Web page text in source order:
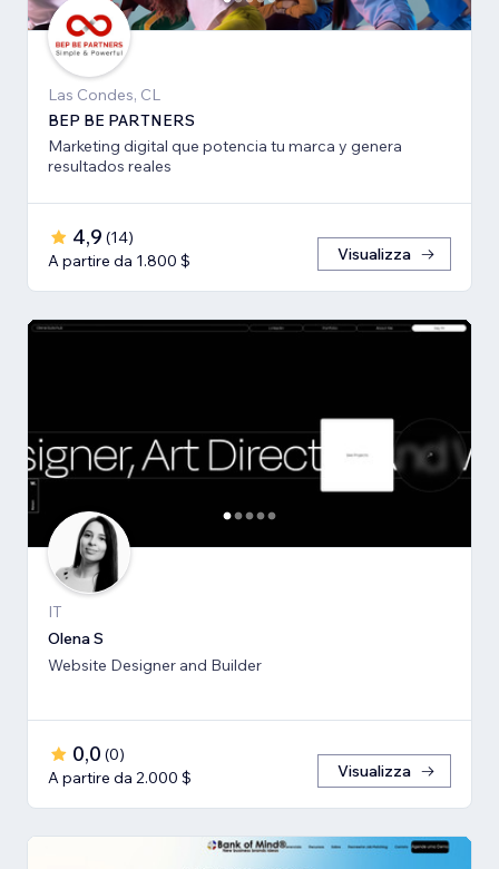
Las Condes, CL
BEP BE PARTNERS
Marketing digital que potencia tu marca y genera
resultados reales
4,9 (14)
A partire da 1.800 $
Visualizza
IT
Olena S
Website Designer and Builder
0,0 (0)
A partire da 2.000 $
Visualizza